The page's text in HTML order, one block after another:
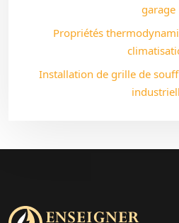
garage
Propriétés
Installation de grille de